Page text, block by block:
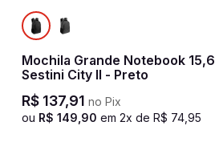
Mochila Grande Notebook 15,6
Sestini City II - Preto
R$ 137,91 no Pix
ou R$ 149 90 em 2x de R$ 74, 95